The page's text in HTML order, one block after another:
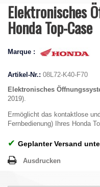
Elektronisches
Honda Top-Case
Marque :
Artikel-Nr.: 08L72-K40-F70
Elektronisches
2019).
Ermöglicht das kontaktlose
Fernbedienung) Ihres Honda
✔ Geplanter Versand
Ausdrucken